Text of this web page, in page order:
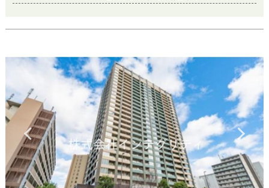
Previous